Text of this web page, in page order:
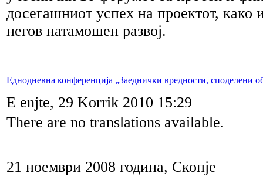
досегашниот успех на проектот, како
негов натамошен развој.
Еднодневна конференција „Заеднички вредности, споделени
E enjte, 29 Korrik 2010 15:29
There are no translations available.
21 ноември 2008 година, Скопје